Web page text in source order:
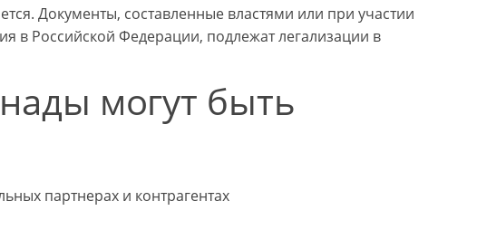
Документы, составленные властями или при участии
в Российской Федерации, подлежат легализации в
могут быть
партнерах и контрагентах